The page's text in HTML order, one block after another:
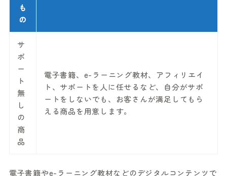
も
の
サ
ポ
ー
ト
無
し
の
商
品
電子書籍、e-ラーニング教材、アフィリエイ
ト、サポートを人に任せるなど、自分がサポ
ートをしないでも、お客さんが満足してもら
える商品を用意します。
電子書籍やe-ラーニング教材などのデジタルコンテンツで